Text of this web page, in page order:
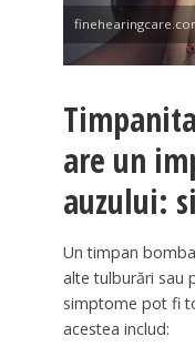
are un
auzului:
Un timpan
alte tulburări sau
simptome pot fi
acestea includ: